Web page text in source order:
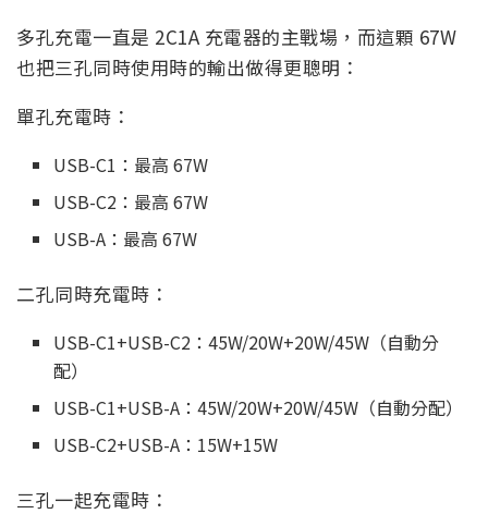
多孔充電一直是 2C1A 充電器的主戰場，而這顆 67W
也把三孔同時使用時的輸出做得更聰明：
單孔充電時：
USB-C1：最高 67W
USB-C2：最高 67W
USB-A：最高 67W
二孔同時充電時：
USB-C1+USB-C2：45W/20W+20W/45W（自動分
配）
USB-C1+USB-A：45W/20W+20W/45W（自動分配）
USB-C2+USB-A：15W+15W
三孔一起充電時：